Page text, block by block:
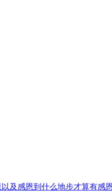
及感恩到什么地步才算有感